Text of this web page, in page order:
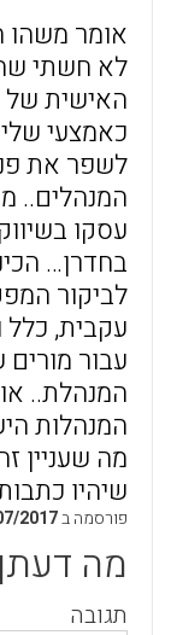
אומר משהו
לא חשתי
האישית של
כאמצעי
לשפר את
המנהלים..
עסקו
בחדרן…
לביקור
עקבית, כלל
עבור
המנהלת..
המנהלות
מה שעניין
שיהיו
פורסמה ב2017
מה
תגובה